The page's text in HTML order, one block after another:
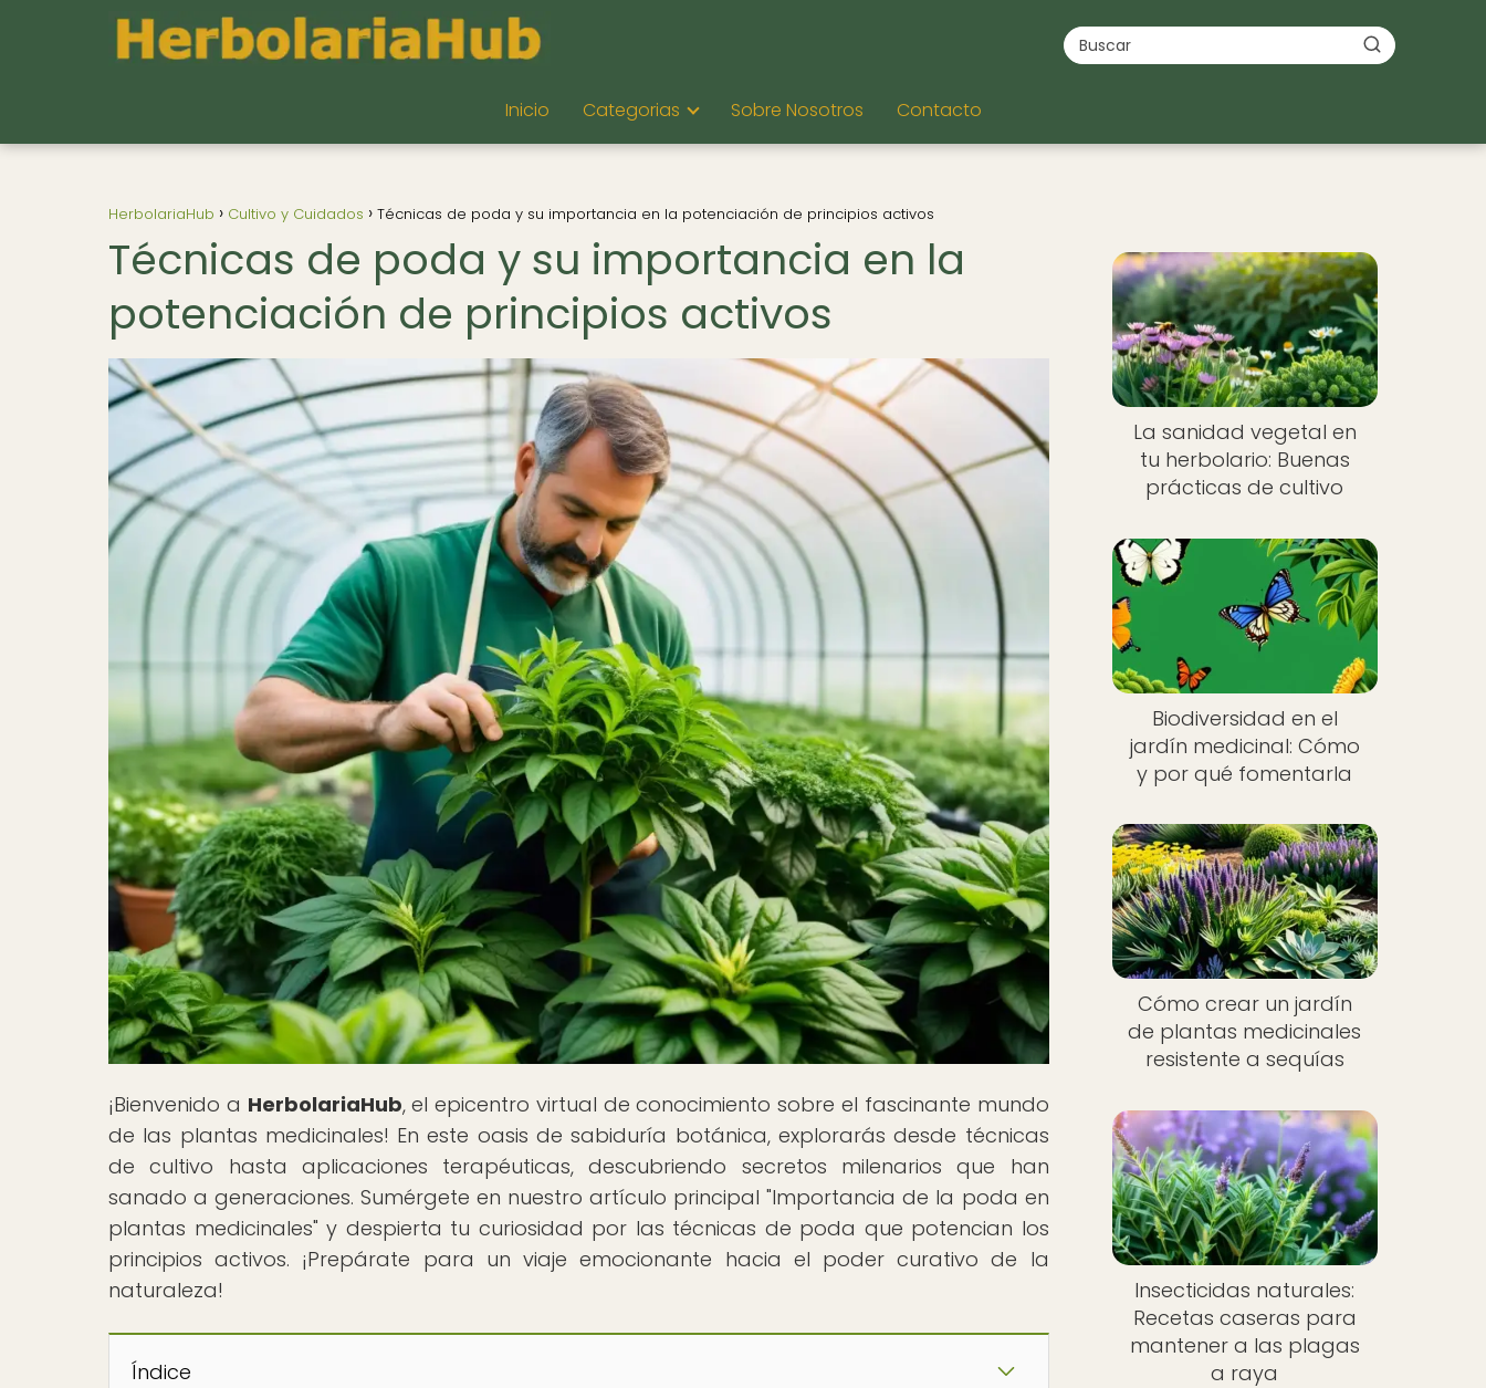
Inicio Categorias Sobre Nosotros Contacto
HerbolariaHub Cultivo y Cuidados Técnicas de poda y su importancia en la potenciación de principios activos
Técnicas de poda y su importancia en la
potenciación de principios activos
¡Bienvenido a HerbolariaHub, el epicentro virtual de conocimiento sobre el fascinante mundo
de las plantas medicinales! En este oasis de sabiduría botánica, explorarás desde técnicas
de cultivo hasta aplicaciones terapéuticas, descubriendo secretos milenarios que han
sanado a generaciones. Sumérgete en nuestro artículo principal "Importancia de la poda en
plantas medicinales" y despierta tu curiosidad por las técnicas de poda que potencian los
principios activos. ¡Prepárate para un viaje emocionante hacia el poder curativo de la
naturaleza!
Índice
La sanidad vegetal en
tu herbolario: Buenas
prácticas de cultivo
Biodiversidad en el
jardín medicinal: Cómo
y por qué fomentarla
Cómo crear un jardín
de plantas medicinales
resistente a sequías
Insecticidas naturales:
Recetas caseras para
mantener a las plagas
a raya